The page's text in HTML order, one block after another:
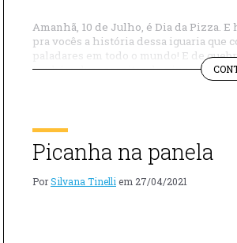
Amanhã, 10 de Julho, é Dia da Pizza. E
pra vocês a história dessa iguaria que
paladares em todo o mundo! E de
também duas receitas de pizza para
pizza de escarola e pizza de
Picanha na panela
PorSilvana Tinelli em 27/04/2021